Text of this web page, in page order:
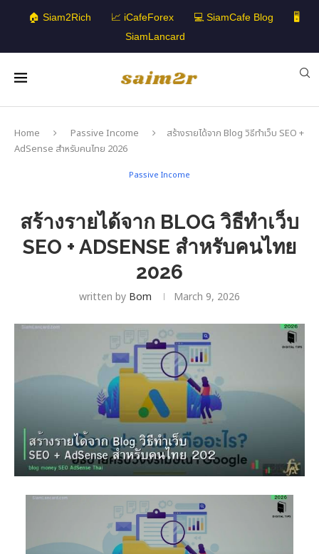
🏠 Siam2Rich 📈 iCafeForex 💻 SiamCafe Blog
🖥️
SiamLancard
Home Passive Income
สร้างรายได้จาก Blog วิธีทำเว็บ SEO +
AdSense สำหรับคนไทย 2026
Passive Income
สร้างรายได้จาก BLOG วิธีทำเว็บ
SEO + ADSENSE สำหรับคนไทย
2026
written by Bom March 9, 2026